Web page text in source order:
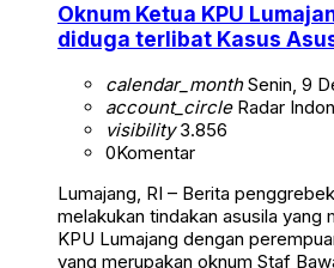
Oknum Ketua KPU
diduga terlibat Kasus
calendar_monthSenin, 9
account_circleRadar
visibility3.856
0Komentar
Lumajang, RI – Berita
melakukan tindakan asusila yang
KPU Lumajang dengan
yang merupakan oknum Staf